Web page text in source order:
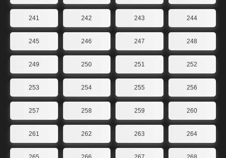
241 242 243 244
245 246 247 248
249 250 251 252
253 254 255 256
257 258 259 260
261 262 263 264